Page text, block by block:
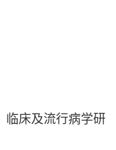
临床及流行病学研